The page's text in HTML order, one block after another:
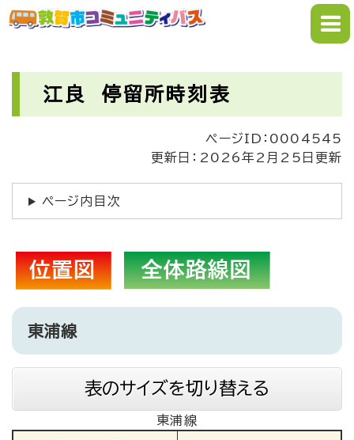
ペ
ー
メニューを飛ばして本文へ
江良 停留所時刻表
ページID：0004545
更新日：2026年2月25日更新
ページ内目次
東浦線
表のサイズを切り替える
東浦線